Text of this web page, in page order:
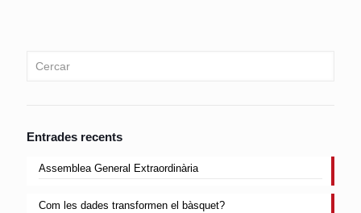
Entrades recents
Assemblea General Extraordinària
Com les dades transformen el bàsquet?